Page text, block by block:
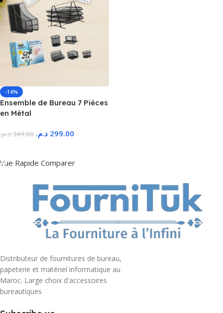
-14%
Ensemble de Bureau 7 Pièces
en Métal
349.00 د.م. 299.00 د.م.
Vue Rapide Comparer
Distributeur de fournitures de bureau,
papeterie et matériel informatique au
Maroc. Large choix d'accessoires
bureautiques